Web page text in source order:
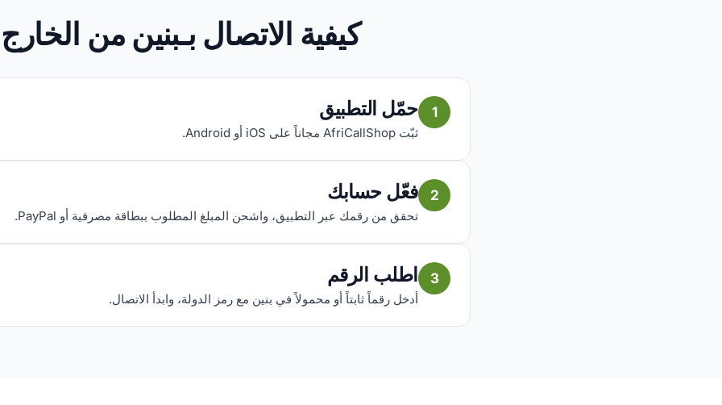
كيفية الاتصال بـبنين من الخارج
1 حمّل التطبيق
ثبّت AfriCallShop مجاناً على iOS أو Android.
2 فعّل حسابك
تحقق من رقمك عبر التطبيق، واشحن المبلغ المطلوب ببطاقة مصرفية أو PayPal.
3 اطلب الرقم
أدخل رقماً ثابتاً أو محمولاً في بنين مع رمز الدولة، وابدأ الاتصال.